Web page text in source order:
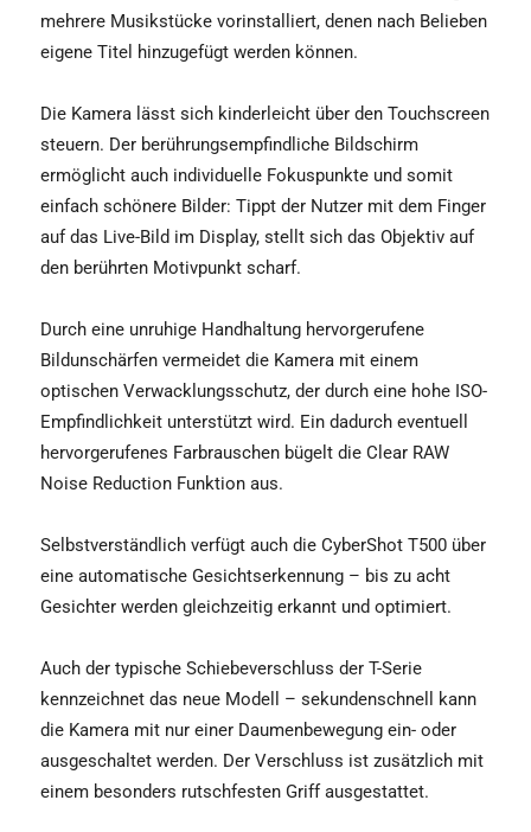
mehrere Musikstücke vorinstalliert, denen nach Belieben
eigene Titel hinzugefügt werden können.
Die Kamera lässt sich kinderleicht über den Touchscreen
steuern. Der berührungsempfindliche Bildschirm
ermöglicht auch individuelle Fokuspunkte und somit
einfach schönere Bilder: Tippt der Nutzer mit dem Finger
auf das Live-Bild im Display, stellt sich das Objektiv auf
den berührten Motivpunkt scharf.
Durch eine unruhige Handhaltung hervorgerufene
Bildunschärfen vermeidet die Kamera mit einem
optischen Verwacklungsschutz, der durch eine hohe ISO-
Empfindlichkeit unterstützt wird. Ein dadurch eventuell
hervorgerufenes Farbrauschen bügelt die Clear RAW
Noise Reduction Funktion aus.
Selbstverständlich verfügt auch die CyberShot T500 über
eine automatische Gesichtserkennung – bis zu acht
Gesichter werden gleichzeitig erkannt und optimiert.
Auch der typische Schiebeverschluss der T-Serie
kennzeichnet das neue Modell – sekundenschnell kann
die Kamera mit nur einer Daumenbewegung ein- oder
ausgeschaltet werden. Der Verschluss ist zusätzlich mit
einem besonders rutschfesten Griff ausgestattet.